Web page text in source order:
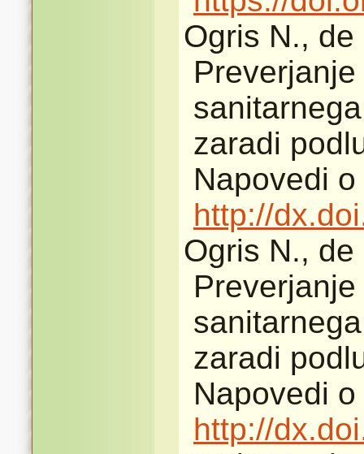
Ogris N.,
zaradi
Napovedi
http://
Ogris N.,
zaradi
Napovedi
http://